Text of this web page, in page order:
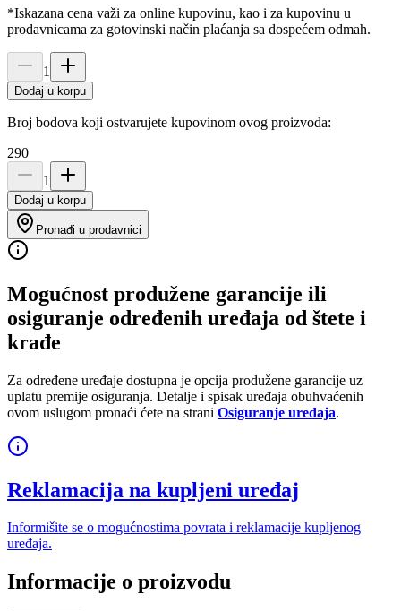
*Iskazana cena važi za online kupovinu, kao i za kupovinu u
prodavnicama za gotovinski način plaćanja sa dospećem odmah.
1
Dodaj u korpu
Broj bodova koji ostvarujete kupovinom ovog proizvoda:
290
1
Dodaj u korpu
Pronađi u prodavnici
Mogućnost produžene garancije ili
osiguranje određenih uređaja od štete i
krađe
Za određene uređaje dostupna je opcija produžene garancije uz
uplatu premije osiguranja. Detalje i spisak uređaja obuhvaćenih
ovom uslugom pronaći ćete na strani Osiguranje uređaja.
Reklamacija na kupljeni uređaj
Informišite se o mogućnostima povrata i reklamacije kupljenog
uređaja.
Informacije o proizvodu